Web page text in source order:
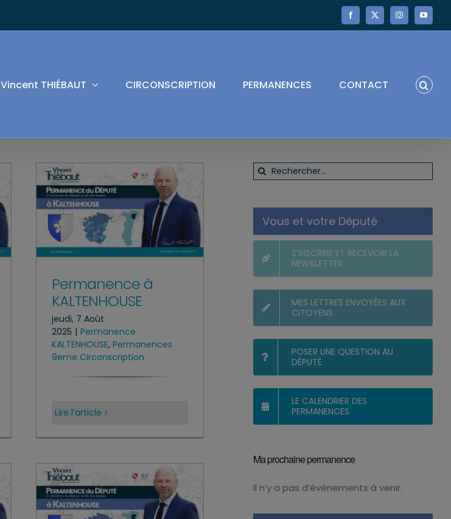
Facebook
X InstagramYouTube
Vincent THIÉBAUT CIRCONSCRIPTION PERMANENCES CONTACT
Permanence à
KALTENHOUSE
jeudi, 7 Août
2025 | Permanence
KALTENHOUSE, Permanences
9eme Circonscription
Lire l’article
Rechercher:
Vous et votre Député
S’INSCRIRE ET RECEVOIR LA
NEWSLETTER
MES LETTRES ENVOYÉES AUX
CITOYENS
POSER UNE QUESTION AU
DÉPUTÉ
LE CALENDRIER DES
PERMANENCES
Ma prochaine permanence
Notice
Il n’y a pas d’évènements à venir.